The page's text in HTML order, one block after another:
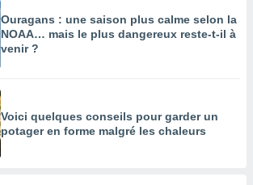
Ouragans : une saison plus calme selon la
NOAA… mais le plus dangereux reste-t-il à
venir ?
Voici quelques conseils pour garder un
potager en forme malgré les chaleurs